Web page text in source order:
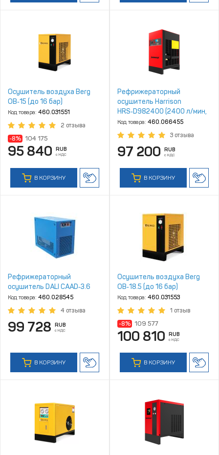
Осушитель воздуха Berg
ОВ‑15 (до 16 бар)
Код товара: 460.031551
2 отзыва
-8% 104 175
95 840 RUB
с НДС
В КОРЗИНУ
Рефрижераторный
осушитель Harrison
HRS‑D982400 (2400 л/мин,
4‑16 бар)
Код товара: 460.066455
3 отзыва
97 200 RUB
с НДС
В КОРЗИНУ
Рефрижераторный
осушитель DALI CAAD‑3.6
Код товара: 460.028545
4 отзыва
99 728 RUB
с НДС
В КОРЗИНУ
Осушитель воздуха Berg
ОВ‑18.5 (до 16 бар)
Код товара: 460.031553
1 отзыв
-8% 109 577
100 810 RUB
с НДС
В КОРЗИНУ